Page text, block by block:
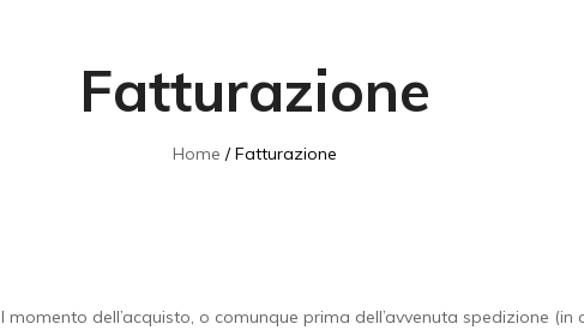
Fatturazione
Home Fatturazione
momento dell’acquisto, o comunque prima dell’avvenuta spedizione